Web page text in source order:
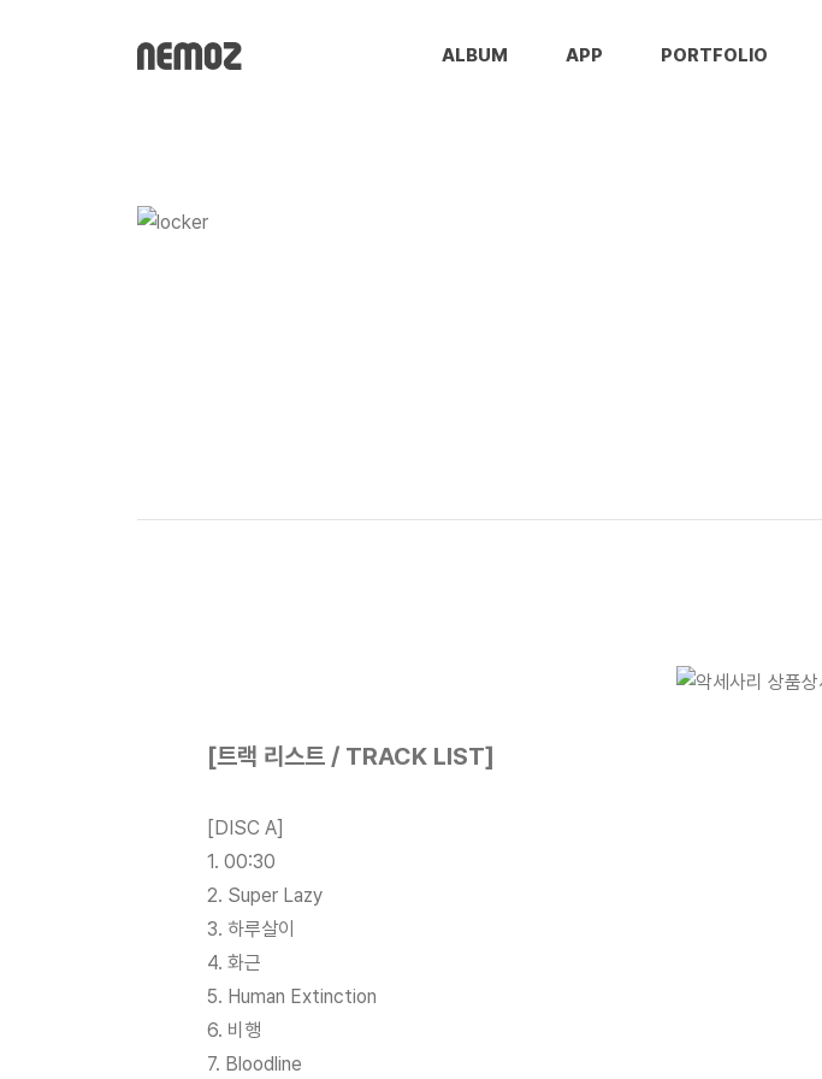
ALBUM APP PORTFOLIO
[트랙 리스트 / TRACK LIST]
[DISC A]
1. 00:30
2. Super Lazy
3. 하루살이
4. 화근
5. Human Extinction
6. 비행
7. Bloodline